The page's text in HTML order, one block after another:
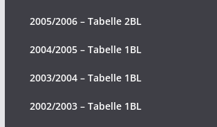
2005/2006 – Tabelle 2BL
2004/2005 – Tabelle 1BL
2003/2004 – Tabelle 1BL
2002/2003 – Tabelle 1BL